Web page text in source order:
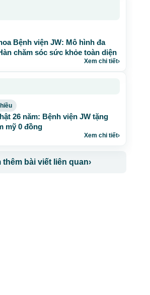
Bệnh viện JW: Mô hình đa
chăm sóc sức khỏe toàn diện
Xem chi tiết›
26 năm: Bệnh viện JW tặng
mỹ 0 đồng
Xem chi tiết›
thêm bài viết liên quan›